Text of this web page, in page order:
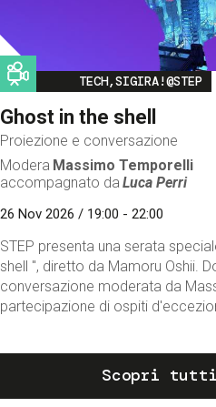
Image
TECH,SIGIRA!@STEP
Ghost in the shell
Proiezione e conversazione
Modera Massimo Temporelli
accompagnato da Luca Perri
26 Nov 2026 / 19:00 - 22:00
STEP presenta una serata
shell ", diretto da Mamoru Oshii.
conversazione moderata da
partecipazione di ospiti
Scopri